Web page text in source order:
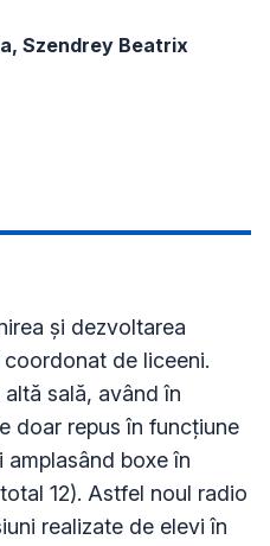
Szendrey Beatrix
și dezvoltarea
de liceeni.
sală, având în
doar repus în funcțiune
boxe în
12). Astfel noul radio
realizate de elevi în